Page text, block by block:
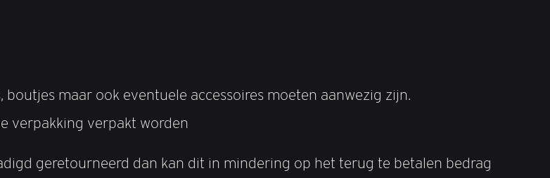
maar ook eventuele accessoires moeten aanwezig zijn.
verpakking verpakt worden
geretourneerd dan kan dit in mindering op het terug te betalen bedrag